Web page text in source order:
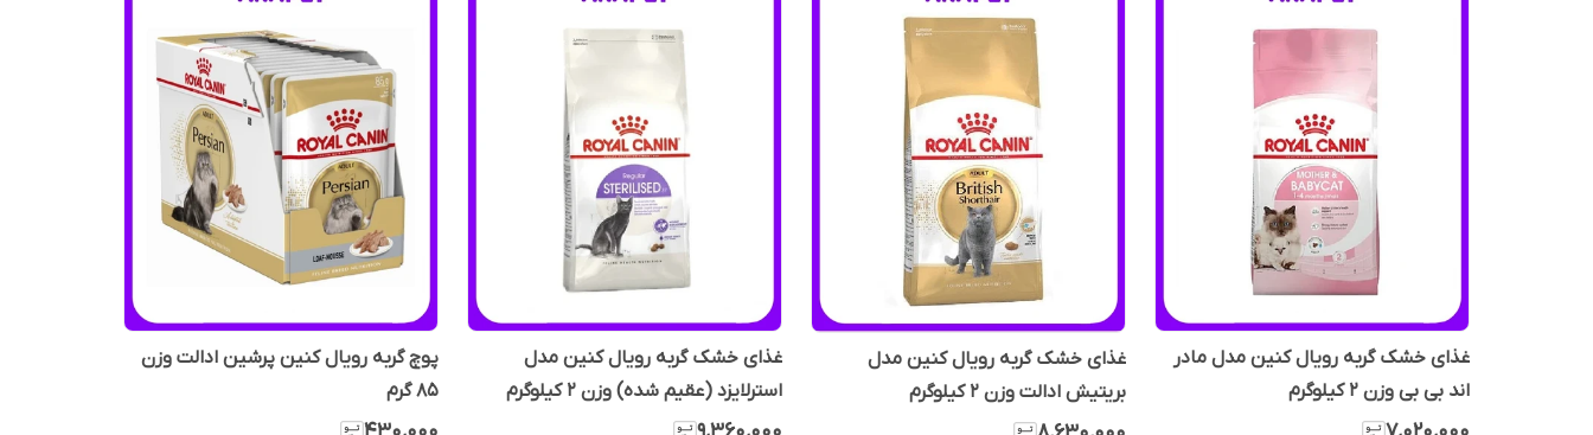
غذای خشک گربه رویال کنین مدل مادر
اند بی بی وزن 2 کیلوگرم
غذای خشک گربه رویال کنین مدل
بریتیش ادالت وزن 2 کیلوگرم
غذای خشک گربه رویال کنین مدل
استرلایزد (عقیم شده) وزن ۲ کیلوگرم
پوچ گربه رویال کنین پرشین ادالت وزن
85 گرم